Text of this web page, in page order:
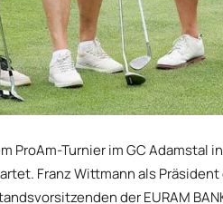
ProAm-Turnier im GC Adamstal
Franz Wittmann als Präsident
der EURAM